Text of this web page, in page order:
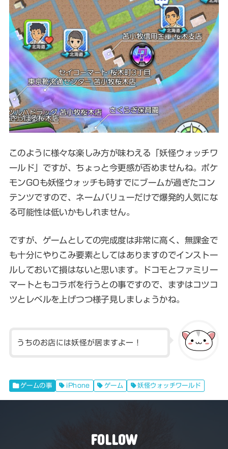
このように様々な楽しみ方が味わえる「妖怪ウォッチワ
ールド」ですが、ちょっと今更感が否めませんね。 ポケ
モンGOも妖怪ウォッチも時すでにブームが過ぎたコン
テンツですので、ネームバリューだけで爆発的人気にな
る可能性は低いかもしれません。
ですが、ゲームとしての完成度は非常に高く、無課金で
も十分にやりこみ要素としてはありますのでインストー
ルしておいて損はないと思います。ドコモとファミリー
マートともコラボを行うとの事ですので、まずはコツコ
ツとレベルを上げつつ様子見しましょうかね。
うちのお店には妖怪が居ますよー！
ゲームの事 iPhone ゲーム 妖怪ウォッチワールド
FOLLOW